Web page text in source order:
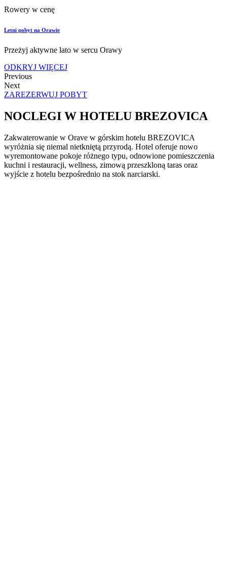
Rowery w cenę
Letni pobyt na Orawie
Przeżyj aktywne lato w sercu Orawy
ODKRYJ WIĘCEJ
Previous
Next
ZAREZERWUJ POBYT
NOCLEGI W HOTELU BREZOVICA
Zakwaterowanie w Orave w górskim hotelu BREZOVICA
wyróżnia się niemal nietkniętą przyrodą. Hotel oferuje nowo
wyremontowane pokoje różnego typu, odnowione pomieszczenia
kuchni i restauracji, wellness, zimową przeszkloną taras oraz
wyjście z hotelu bezpośrednio na stok narciarski.